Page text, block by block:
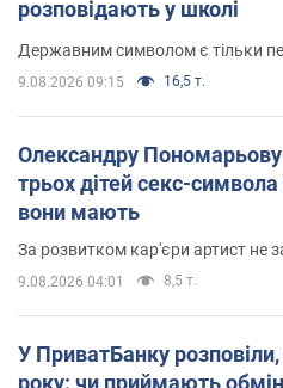
розповідають у школі
Державним символом є тільки
9.08.2026 09:15 16,5 т.
Олександру
трьох дітей секс-
вони мають
За розвитком кар'єри артист не
9.08.2026 04:01 8,5 т.
У ПриватБанку
року: чи приймають